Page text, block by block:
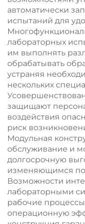
автоматически
испытаний для
лабораторных
им выполнять
обрабатывать
устраняя
нескольких
защищают
воздействия
риск
Модульная
обслуживание и
долгосрочную
изменяющимся
Возможности
лабораторными
рабочие
операционную